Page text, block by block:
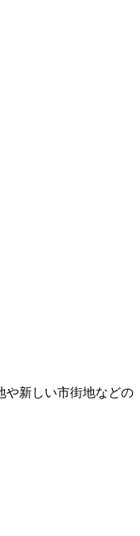
や新しい市街地などの